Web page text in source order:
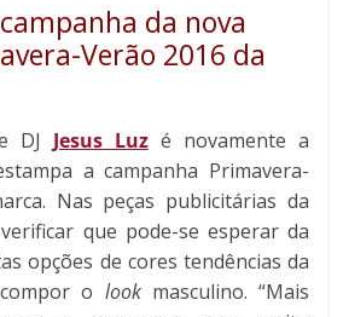
da nova
Verão 2016 da
DJ Jesus Luzé novamente a
a campanha Primavera-
Nas peças publicitárias da
que pode-se esperar da
opções de cores tendências da
o lookmasculino. “Mais